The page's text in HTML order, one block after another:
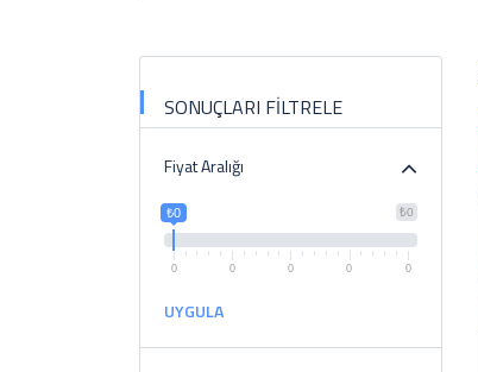
SONUÇLARI FİLTRELE
Fiyat Aralığı
₺0
₺0
0 0 0 0 0
UYGULA